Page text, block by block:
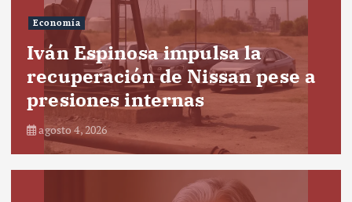
Economía
Iván Espinosa impulsa la
recuperación de Nissan pese a
presiones internas
agosto 4, 2026